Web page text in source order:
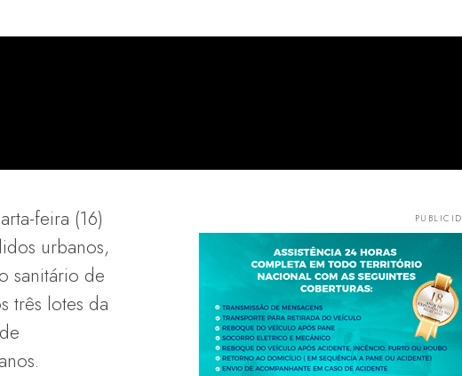
feira (16)
urbanos,
sanitário de
três lotes da